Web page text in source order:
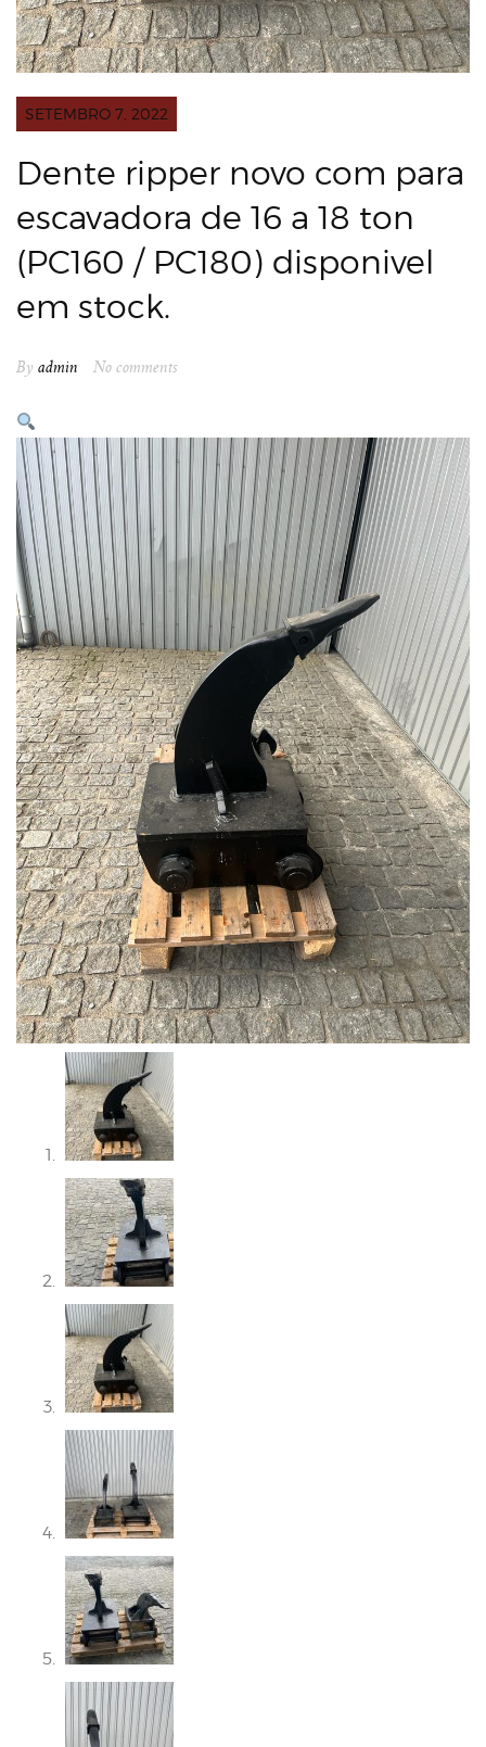
SETEMBRO 7, 2022
Dente ripper novo com para
escavadora de 16 a 18 ton
(PC160 / PC180) disponivel
em stock.
By admin No comments